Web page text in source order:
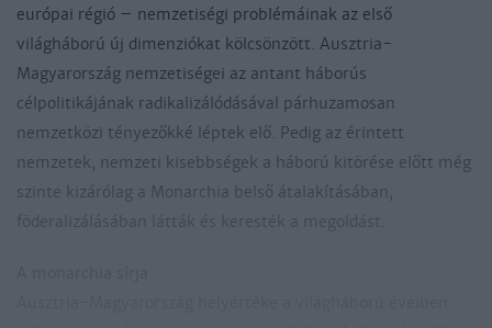
európai régió – nemzetiségi problémáinak az első
világháború új dimenziókat kölcsönzött. Ausztria-
Magyarország nemzetiségei az antant háborús
célpolitikájának radikalizálódásával párhuzamosan
nemzetközi tényezőkké léptek elő. Pedig az érintett
nemzetek, nemzeti kisebbségek a háború kitörése előtt még
szinte kizárólag a Monarchia belső átalakításában,
föderalizálásában látták és keresték a megoldást.